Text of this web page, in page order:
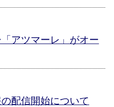
アツマーレ」がオー
配信開始について